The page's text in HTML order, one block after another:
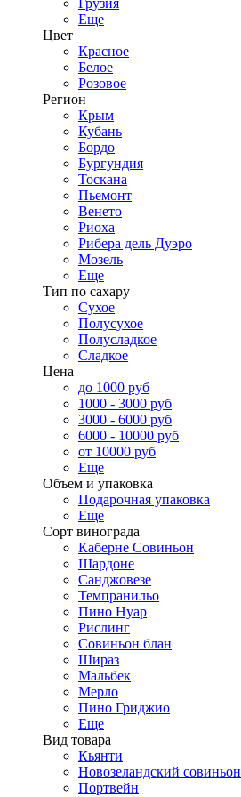
Грузия
Еще
Цвет
Красное
Белое
Розовое
Регион
Крым
Кубань
Бордо
Бургундия
Тоскана
Пьемонт
Венето
Риоха
Рибера дель Дуэро
Мозель
Еще
Тип по сахару
Сухое
Полусухое
Полусладкое
Сладкое
Цена
до 1000 руб
1000 - 3000 руб
3000 - 6000 руб
6000 - 10000 руб
от 10000 руб
Еще
Объем и упаковка
Подарочная упаковка
Еще
Сорт винограда
Каберне Совиньон
Шардоне
Санджовезе
Темпранильо
Пино Нуар
Рислинг
Совиньон блан
Шираз
Мальбек
Мерло
Пино Гриджио
Еще
Вид товара
Кьянти
Новозеландский совиньон
Портвейн